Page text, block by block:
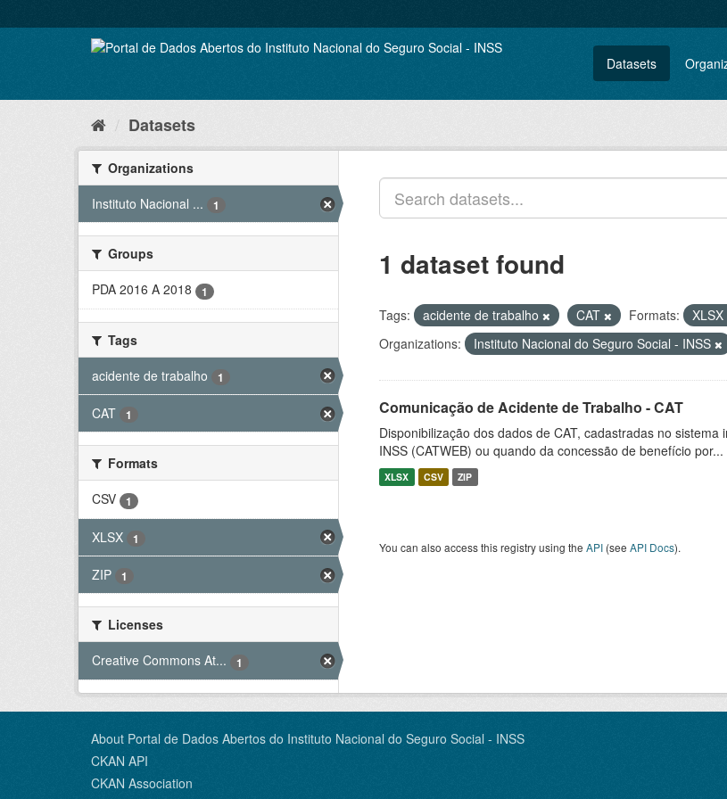
to
Datasets
Datasets
Organizations
Instituto Nacional ...
1
Groups
PDA 2016 A 2018
1
Tags
acidente de trabalho
1
CAT 1
Formats
CSV
1
XLSX 1
ZIP 1
Licenses
Creative Commons At...
1
1 dataset found
Tags: acidente de trabalho CAT Formats: XLSX
Organizations:
Instituto Nacional do Seguro Social - INSS
Comunicação de Acidente de Trabalho - CAT
Disponibilização dos dados de CAT, cadastradas no
INSS (CATWEB) ou quando da concessão de benefício por...
XLSX CSV ZIP
You can also access this registry using the API (see API Docs).
About Portal de Dados Abertos do Instituto Nacional do Seguro Social - INSS
CKAN API
CKAN Association